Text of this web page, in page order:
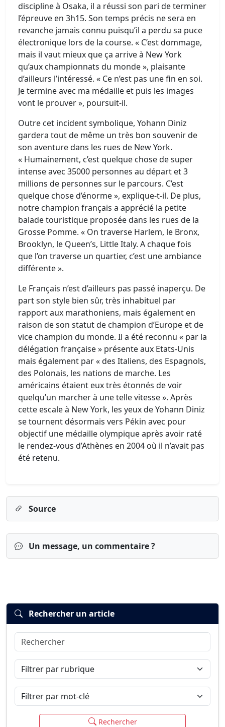
discipline à Osaka, il a réussi son pari de terminer
l’épreuve en 3h15. Son temps précis ne sera en
revanche jamais connu puisqu’il a perdu sa puce
électronique lors de la course. « C’est dommage,
mais il vaut mieux que ça arrive à New York
qu’aux championnats du monde », plaisante
d’ailleurs l’intéressé. « Ce n’est pas une fin en soi.
Je termine avec ma médaille et puis les images
vont le prouver », poursuit-il.
Outre cet incident symbolique, Yohann Diniz
gardera tout de même un très bon souvenir de
son aventure dans les rues de New York.
« Humainement, c’est quelque chose de super
intense avec 35000 personnes au départ et 3
millions de personnes sur le parcours. C’est
quelque chose d’énorme », explique-t-il. De plus,
notre champion français a apprécié la petite
balade touristique proposée dans les rues de la
Grosse Pomme. « On traverse Harlem, le Bronx,
Brooklyn, le Queen’s, Little Italy. A chaque fois
que l’on traverse un quartier, c’est une ambiance
différente ».
Le Français n’est d’ailleurs pas passé inaperçu. De
part son style bien sûr, très inhabituel par
rapport aux marathoniens, mais également en
raison de son statut de champion d’Europe et de
vice champion du monde. Il a été reconnu « par la
délégation française » présente aux Etats-Unis
mais également par « des Italiens, des Espagnols,
des Polonais, les nations de marche. Les
américains étaient eux très étonnés de voir
quelqu’un marcher à une telle vitesse ». Après
cette escale à New York, les yeux de Yohann Diniz
se tournent désormais vers Pékin avec pour
objectif une médaille olympique après avoir raté
le rendez-vous d’Athènes en 2004 où il n’avait pas
été retenu.
Source
Un message, un commentaire ?
Connexion
Rechercher un article
Rechercher
Filtrer par rubrique
Filtrer par mot-clé
Rechercher